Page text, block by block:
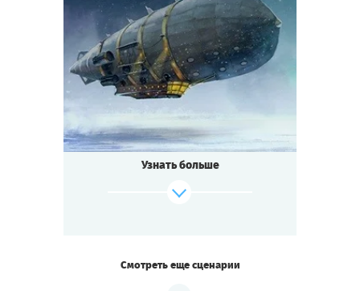
7-10
Время игры ч.
Тематика Стимпанк
Тип квеста Мини-квестория
Век паровых машин и гениальных
открытий!
Знаменитый инженер Гарин изобретает
лучевую пушку,
он организует полёт дирижабля
Узнать больше
Смотреть еще сценарии